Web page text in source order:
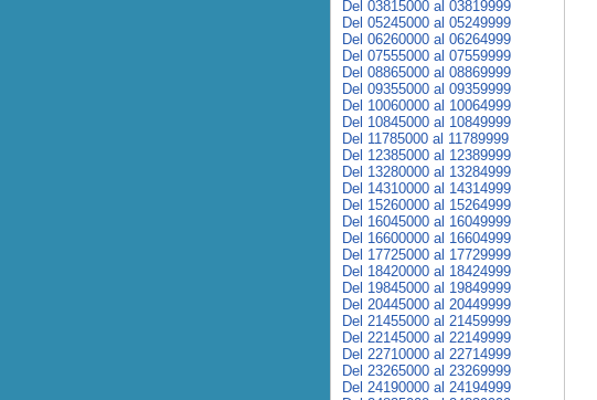
Del 03815000 al 03819999
Del 05245000 al 05249999
Del 06260000 al 06264999
Del 07555000 al 07559999
Del 08865000 al 08869999
Del 09355000 al 09359999
Del 10060000 al 10064999
Del 10845000 al 10849999
Del 11785000 al 11789999
Del 12385000 al 12389999
Del 13280000 al 13284999
Del 14310000 al 14314999
Del 15260000 al 15264999
Del 16045000 al 16049999
Del 16600000 al 16604999
Del 17725000 al 17729999
Del 18420000 al 18424999
Del 19845000 al 19849999
Del 20445000 al 20449999
Del 21455000 al 21459999
Del 22145000 al 22149999
Del 22710000 al 22714999
Del 23265000 al 23269999
Del 24190000 al 24194999